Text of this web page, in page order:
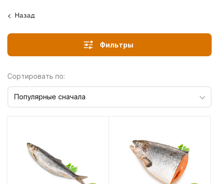
Назад
Фильтры
Сортировать по:
Популярные сначала